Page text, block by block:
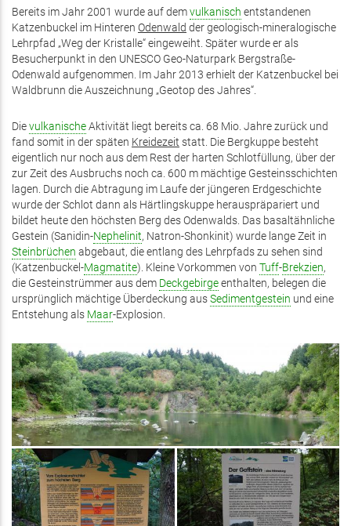
Bereits im Jahr 2001 wurde auf demvulkanisch entstandenen
Katzenbuckel im Hinteren Odenwald der geologisch-mineralogische
Lehrpfad „Weg der Kristalle“ eingeweiht. Später wurde er als
Besucherpunkt in den UNESCO Geo-Naturpark Bergstraße-
Odenwald aufgenommen. Im Jahr 2013 erhielt der Katzenbuckel bei
Waldbrunn die Auszeichnung „Geotop des Jahres“.
DievulkanischeAktivität liegt bereits ca. 68 Mio. Jahre zurück und
fand somit in der späten Kreidezeit statt. Die Bergkuppe besteht
eigentlich nur noch aus dem Rest der harten Schlotfüllung, über der
zur Zeit des Ausbruchs noch ca. 600 m mächtige Gesteinsschichten
lagen. Durch die Abtragung im Laufe der jüngeren Erdgeschichte
wurde der Schlot dann als Härtlingskuppe herauspräpariert und
bildet heute den höchsten Berg des Odenwalds. Das basaltähnliche
Gestein (Sanidin-Nephelinit, Natron-Shonkinit) wurde lange Zeit in
Steinbrüchen abgebaut, die entlang des Lehrpfads zu sehen sind
(Katzenbuckel-Magmatite). Kleine Vorkommen von Tuff-Brekzien,
die Gesteinstrümmer aus dem Deckgebirgeenthalten, belegen die
ursprünglich mächtige Überdeckung ausSedimentgestein und eine
Entstehung als Maar-Explosion.